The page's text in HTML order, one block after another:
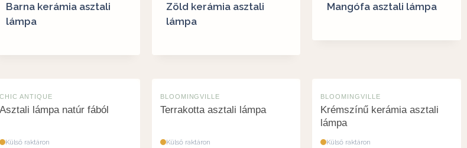
Barna kerámia asztali
lámpa
Zöld kerámia asztali
lámpa
Mangófa asztali lámpa
CHIC ANTIQUE
Asztali lámpa natúr fából
Külső raktáron
BLOOMINGVILLE
Terrakotta asztali lámpa
Külső raktáron
BLOOMINGVILLE
Krémszínű kerámia asztali
lámpa
Külső raktáron